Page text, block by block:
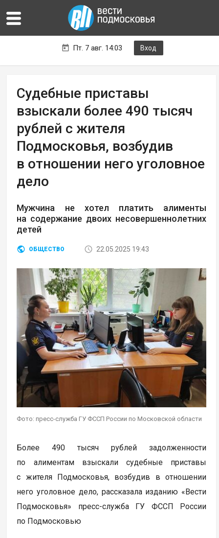
Пт. 7 авг. 14:03 Вход
Судебные приставы
взыскали более 490 тысяч
рублей с жителя
Подмосковья, возбудив
в отношении него уголовное
дело
Мужчина не хотел платить алименты
на содержание двоих несовершеннолетних
детей
ОБЩЕСТВО 22.05.2025 19:43
Фото: пресс-служба ГУ ФССП России по Московской области
Более 490 тысяч рублей задолженности
по алиментам взыскали судебные приставы
с жителя Подмосковья, возбудив в отношении
него уголовное дело, рассказала изданию «Вести
Подмосковья» пресс-служба ГУ ФССП России
по Подмосковью